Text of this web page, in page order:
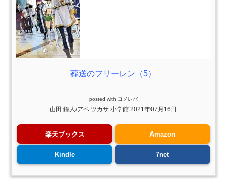
葬送のフリーレン（5）
posted with ヨメレバ
山田 鐘人/アベ ツカサ 小学館 2021年07月16日
楽天ブックス Amazon
Kindle 7net